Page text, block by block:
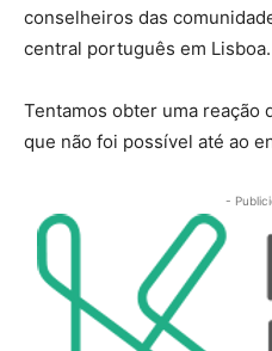
conselheiros das
central português em Lisboa.
Tentamos obter uma reação
que não foi possível até ao
-